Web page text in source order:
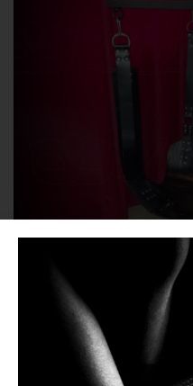
Columpio
Cómodo y seguro,
delicias de las